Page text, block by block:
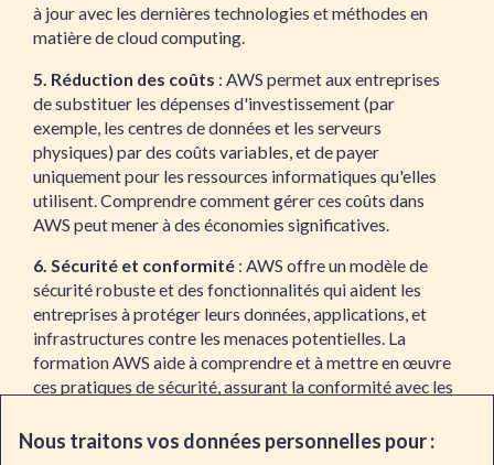
à jour avec les dernières technologies et méthodes en
matière de cloud computing.
5. Réduction des coûts : AWS permet aux entreprises
de substituer les dépenses d'investissement (par
exemple, les centres de données et les serveurs
physiques) par des coûts variables, et de payer
uniquement pour les ressources informatiques qu'elles
utilisent. Comprendre comment gérer ces coûts dans
AWS peut mener à des économies significatives.
6. Sécurité et conformité : AWS offre un modèle de
sécurité robuste et des fonctionnalités qui aident les
entreprises à protéger leurs données, applications, et
infrastructures contre les menaces potentielles. La
formation AWS aide à comprendre et à mettre en œuvre
ces pratiques de sécurité, assurant la conformité avec les
En somme, une formation AWSest essentielle pour les
Nous traitons vos données personnelles pour :